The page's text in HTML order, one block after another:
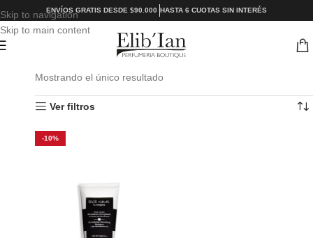
Skip to navigation
Skip to main content
ENVÍOS GRATIS DESDE $90.000 HASTA 6 CUOTAS SIN INTERÉS
Mostrando el único resultado
Ver filtros
-10%